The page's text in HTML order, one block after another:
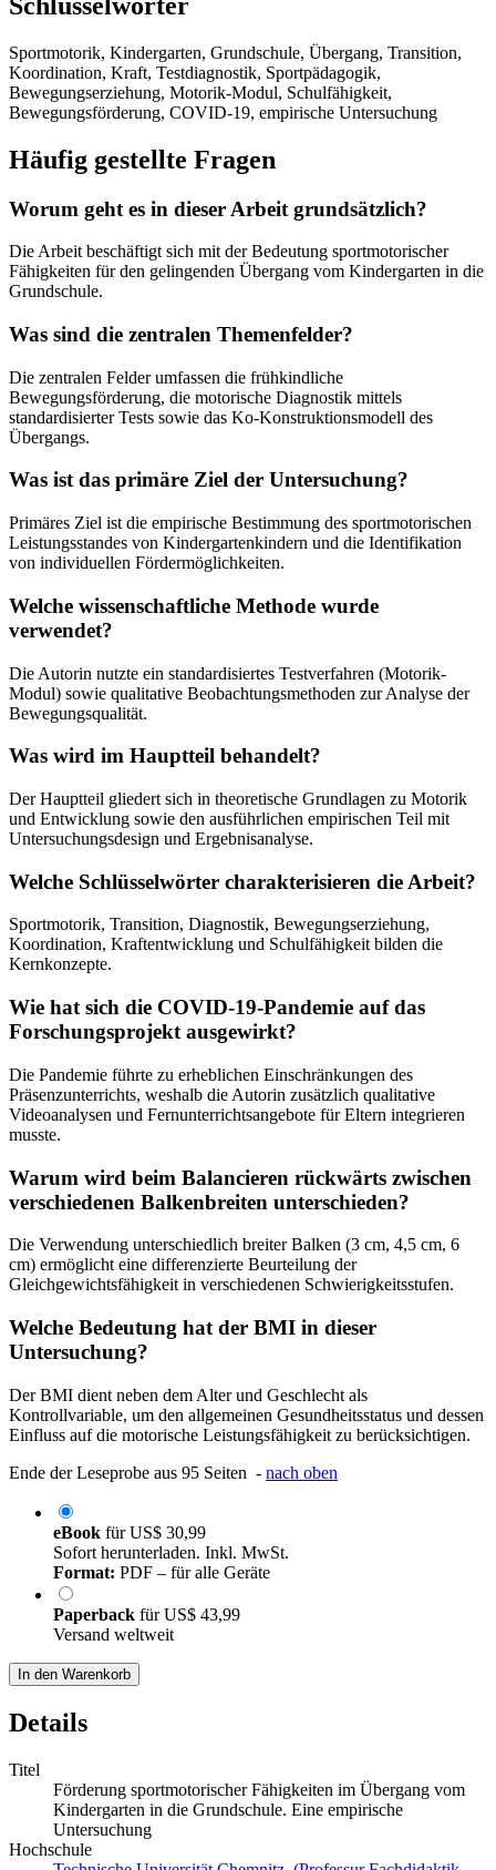
Sportmotorik, Kindergarten, Grundschule, Übergang, Transition,
Koordination, Kraft, Testdiagnostik, Sportpädagogik,
Bewegungserziehung, Motorik-Modul, Schulfähigkeit,
Bewegungsförderung, COVID-19, empirische Untersuchung
Häufig gestellte Fragen
Worum geht es in dieser Arbeit grundsätzlich?
Die Arbeit beschäftigt sich mit der Bedeutung sportmotorischer
Fähigkeiten für den gelingenden Übergang vom Kindergarten in die
Grundschule.
Was sind die zentralen Themenfelder?
Die zentralen Felder umfassen die frühkindliche
Bewegungsförderung, die motorische Diagnostik mittels
standardisierter Tests sowie das Ko-Konstruktionsmodell des
Übergangs.
Was ist das primäre Ziel der Untersuchung?
Primäres Ziel ist die empirische Bestimmung des sportmotorischen
Leistungsstandes von Kindergartenkindern und die Identifikation
von individuellen Fördermöglichkeiten.
Welche wissenschaftliche Methode wurde
verwendet?
Die Autorin nutzte ein standardisiertes Testverfahren (Motorik-
Modul) sowie qualitative Beobachtungsmethoden zur Analyse der
Bewegungsqualität.
Was wird im Hauptteil behandelt?
Der Hauptteil gliedert sich in theoretische Grundlagen zu Motorik
und Entwicklung sowie den ausführlichen empirischen Teil mit
Untersuchungsdesign und Ergebnisanalyse.
Welche Schlüsselwörter charakterisieren die Arbeit?
Sportmotorik, Transition, Diagnostik, Bewegungserziehung,
Koordination, Kraftentwicklung und Schulfähigkeit bilden die
Kernkonzepte.
Wie hat sich die COVID-19-Pandemie auf das
Forschungsprojekt ausgewirkt?
Die Pandemie führte zu erheblichen Einschränkungen des
Präsenzunterrichts, weshalb die Autorin zusätzlich qualitative
Videoanalysen und Fernunterrichtsangebote für Eltern integrieren
musste.
Warum wird beim Balancieren rückwärts zwischen
verschiedenen Balkenbreiten unterschieden?
Die Verwendung unterschiedlich breiter Balken (3 cm, 4,5 cm, 6
cm) ermöglicht eine differenzierte Beurteilung der
Gleichgewichtsfähigkeit in verschiedenen Schwierigkeitsstufen.
Welche Bedeutung hat der BMI in dieser
Untersuchung?
Der BMI dient neben dem Alter und Geschlecht als
Kontrollvariable, um den allgemeinen Gesundheitsstatus und dessen
Einfluss auf die motorische Leistungsfähigkeit zu berücksichtigen.
Ende der Leseprobe aus 95 Seiten - nach oben
eBook fürUS$ 30,99
Sofort herunterladen. Inkl. MwSt.
Format: PDF – für alle Geräte
Paperback fürUS$ 43,99
Versand weltweit
In den Warenkorb
Details
Titel
Förderung sportmotorischer Fähigkeiten im Übergang vom
Kindergarten in die Grundschule. Eine empirische
Untersuchung
Hochschule